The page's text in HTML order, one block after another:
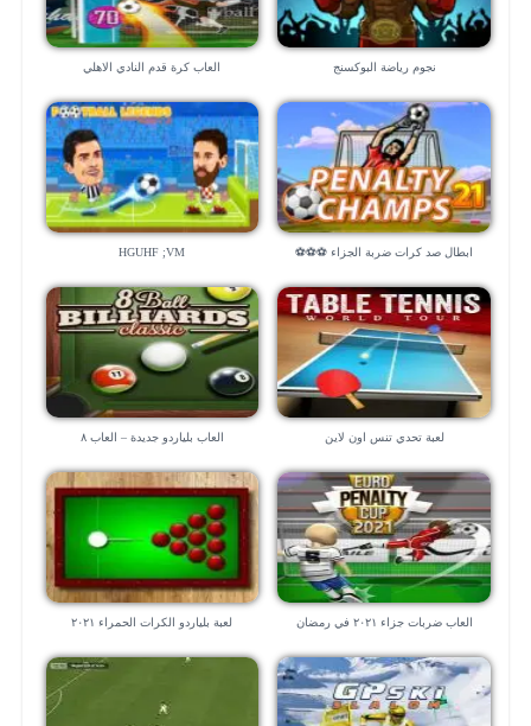
نجوم رياضة البوكسنج العاب كرة قدم النادي الاهلي
ابطال صد كرات ضربة الجزاء ⚽⚽⚽ HGUHF ;VM
لعبة تحدي تنس اون لاين العاب بلياردو جديدة – العاب ٨
العاب ضربات جزاء ٢٠٢١ في رمضان لعبة بلياردو الكرات الحمراء ٢٠٢١